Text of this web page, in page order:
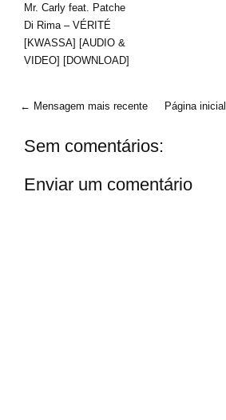
Mr. Carly feat. Patche
Di Rima – VÉRITÉ
[KWASSA] [AUDIO &
VIDEO] [DOWNLOAD]
← Mensagem mais recente Página inicial
Sem comentários:
Enviar um comentário